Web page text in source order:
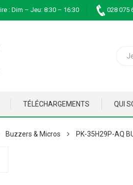
: Dim – Jeu: 8:30 – 16:30 028 075
TÉLÉCHARGEMENTS QUI
Buzzers & Micros PK-35H29P-AQ